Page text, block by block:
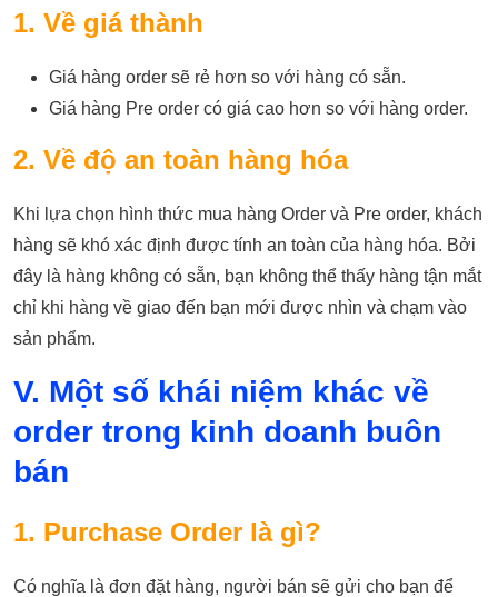
1. Về giá thành
Giá hàng order sẽ rẻ hơn so với hàng có sẵn.
Giá hàng Pre order có giá cao hơn so với hàng order.
2. Về độ an toàn hàng hóa
Khi lựa chọn hình thức mua hàng Order và Pre order, khách
hàng sẽ khó xác định được tính an toàn của hàng hóa. Bởi
đây là hàng không có sẵn, bạn không thể thấy hàng tận mắt
chỉ khi hàng về giao đến bạn mới được nhìn và chạm vào
sản phẩm.
V. Một số khái niệm khác về
order trong kinh doanh buôn
bán
1. Purchase Order là gì?
Có nghĩa là đơn đặt hàng, người bán sẽ gửi cho bạn để